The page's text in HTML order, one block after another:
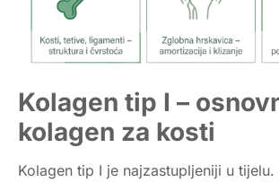
Kolagen tip I –
kolagen za kosti
Kolagen tip I je najzastupljeniji u